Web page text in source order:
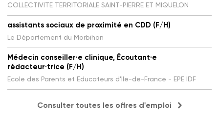
COLLECTIVITE TERRITORIALE SAINT-PIERRE ET MIQUELON
assistants sociaux de proximité en CDD (F/H)
Le Département du Morbihan
Médecin conseiller·e clinique, Écoutant·e
rédacteur·trice (F/H)
Ecole des Parents et Educateurs d'Ile-de-France - EPE IDF
Consulter toutes les offres d'emploi